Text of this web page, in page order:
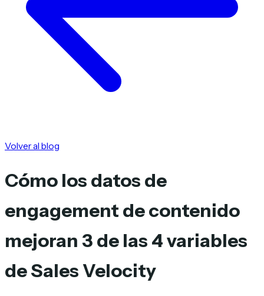
Volver al blog
Cómo los datos de
engagement de contenido
mejoran 3 de las 4 variables
de Sales Velocity